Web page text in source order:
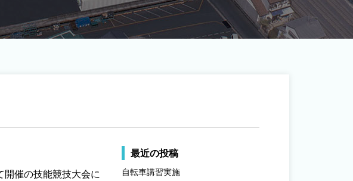
催の技能競技大会に
最近の投稿
自転車講習実施